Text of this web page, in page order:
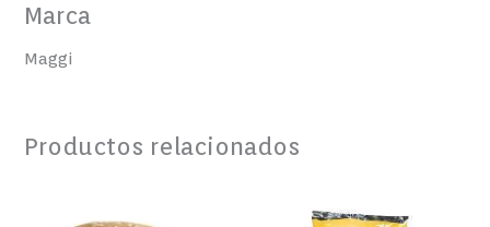
Marca
Maggi
Productos relacionados
400GR